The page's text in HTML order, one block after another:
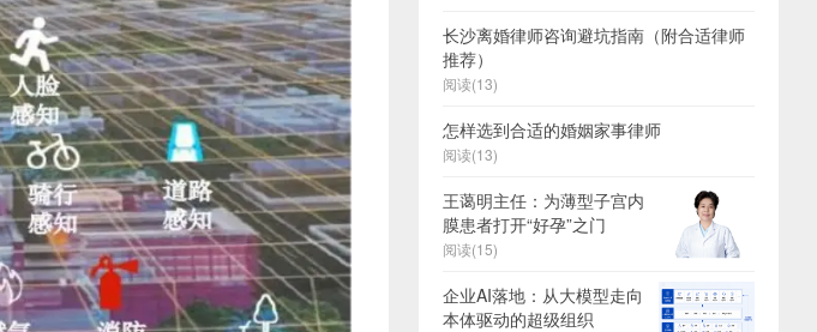
长沙离婚律师咨询避坑指南（附合适律师
推荐）
阅读(13)
怎样选到合适的婚姻家事律师
阅读(13)
王蔼明主任：为薄型子宫内
膜患者打开“好孕”之门
阅读(15)
企业AI落地：从大模型走向
本体驱动的超级组织